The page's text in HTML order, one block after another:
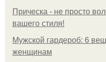
Прическа - не просто
вашего стиля!
Мужской гардероб: 6
женщинам